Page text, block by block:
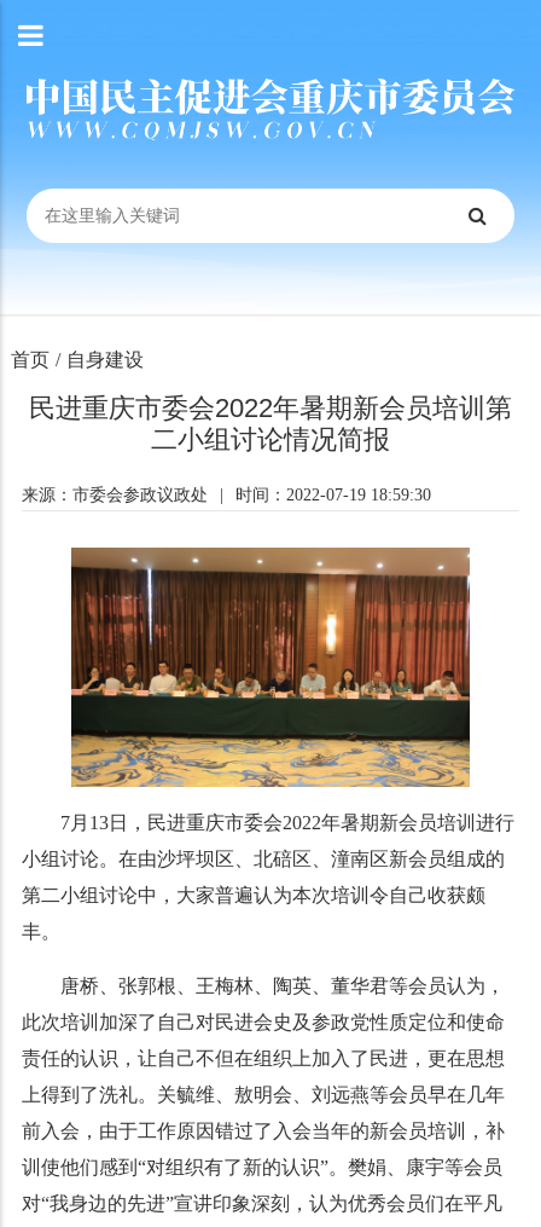
首页 / 自身建设
民进重庆市委会2022年暑期新会员培训第
二小组讨论情况简报
来源：市委会参政议政处 时间：2022-07-19 18:59:30
7月13日，民进重庆市委会2022年暑期新会员培训进行
小组讨论。在由沙坪坝区、北碚区、潼南区新会员组成的
第二小组讨论中，大家普遍认为本次培训令自己收获颇
丰。
唐桥、张郭根、王梅林、陶英、董华君等会员认为，
此次培训加深了自己对民进会史及参政党性质定位和使命
责任的认识，让自己不但在组织上加入了民进，更在思想
上得到了洗礼。关毓维、敖明会、刘远燕等会员早在几年
前入会，由于工作原因错过了入会当年的新会员培训，补
训使他们感到“对组织有了新的认识”。樊娟、康宇等会员
对“我身边的先进”宣讲印象深刻，认为优秀会员们在平凡